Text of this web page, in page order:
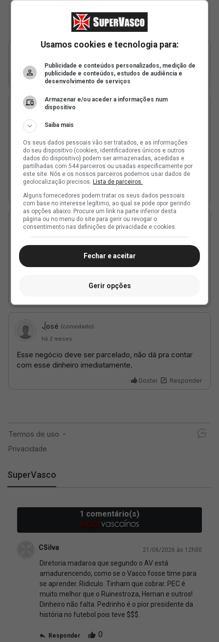
SuperVasco
Usamos cookies e tecnologia para:
Publicidade e conteúdos personalizados, medição de
publicidade e conteúdos, estudos de audiência e
desenvolvimento de serviços
Armazenar e/ou aceder a informações num
dispositivo
Saiba mais
Os seus dados pessoais vão ser tratados, e as informações
do seu dispositivo (cookies, identificadores únicos e outros
dados do dispositivo) podem ser armazenadas, acedidas e
partilhadas com 544 parceiros ou usadas especificamente por
este site. Nós e os nossos parceiros podemos usar dados de
geolocalização precisos. Lista de parceiros.
Alguns fornecedores podem tratar os seus dados pessoais
com base no interesse legítimo, ao qual se pode opor gerindo
as opções abaixo. Procure um link na parte inferior desta
página ou no menu do site para gerir ou revogar o
consentimento nas definições de privacidade e cookies.
Fechar e aceitar
Gerir opções